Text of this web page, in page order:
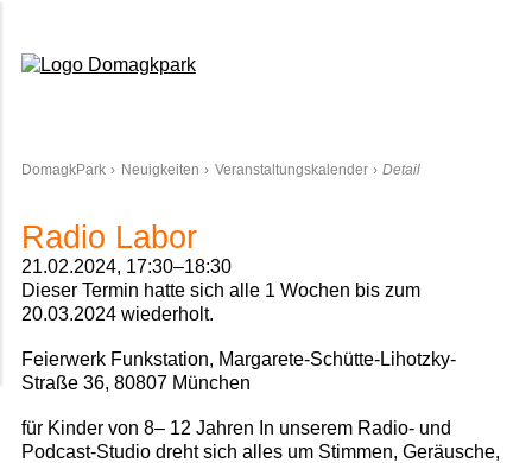
DomagkPark Neuigkeiten Veranstaltungskalender Detail
Radio Labor
21.02.2024, 17:30–18:30
Dieser Termin hatte sich alle 1 Wochen bis zum
20.03.2024 wiederholt.
Feierwerk Funkstation, Margarete-Schütte-Lihotzky-
Straße 36, 80807 München
für Kinder von 8– 12 Jahren In unserem Radio- und
Podcast-Studio dreht sich alles um Stimmen, Geräusche,